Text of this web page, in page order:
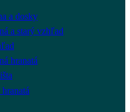
a dosky
a starý vzhľad
hranatá